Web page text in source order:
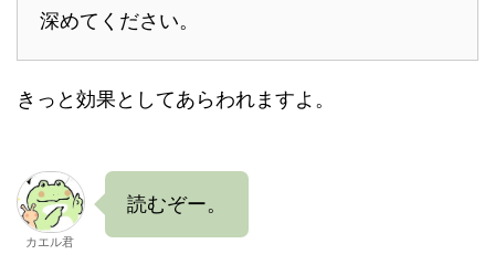
深めてください。
きっと効果としてあらわれますよ。
カエル君
読むぞー。